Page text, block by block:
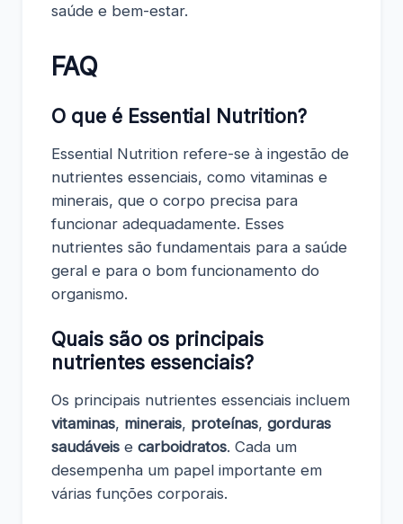
saúde e bem-estar.
FAQ
O que é Essential Nutrition?
Essential Nutrition refere-se à ingestão de
nutrientes essenciais, como vitaminas e
minerais, que o corpo precisa para
funcionar adequadamente. Esses
nutrientes são fundamentais para a saúde
geral e para o bom funcionamento do
organismo.
Quais são os principais
nutrientes essenciais?
Os principais nutrientes essenciais incluem
vitaminas, minerais, proteínas, gorduras
saudáveis e carboidratos. Cada um
desempenha um papel importante em
várias funções corporais.